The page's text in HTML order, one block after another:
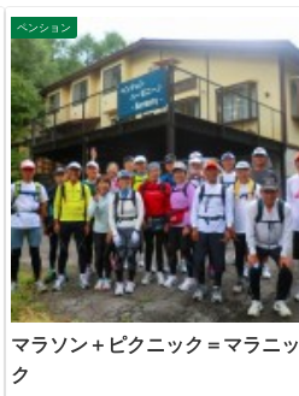
ペンション
マラソン＋ピクニック＝マラニッ
ク